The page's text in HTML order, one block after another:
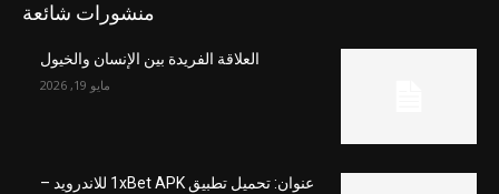
منشورات شائعة
العلاقة الفريدة بين الإنسان والخيول
مايو 19, 2026
عنوان: تحميل تطبيق 1xBet APK للاندرويد –